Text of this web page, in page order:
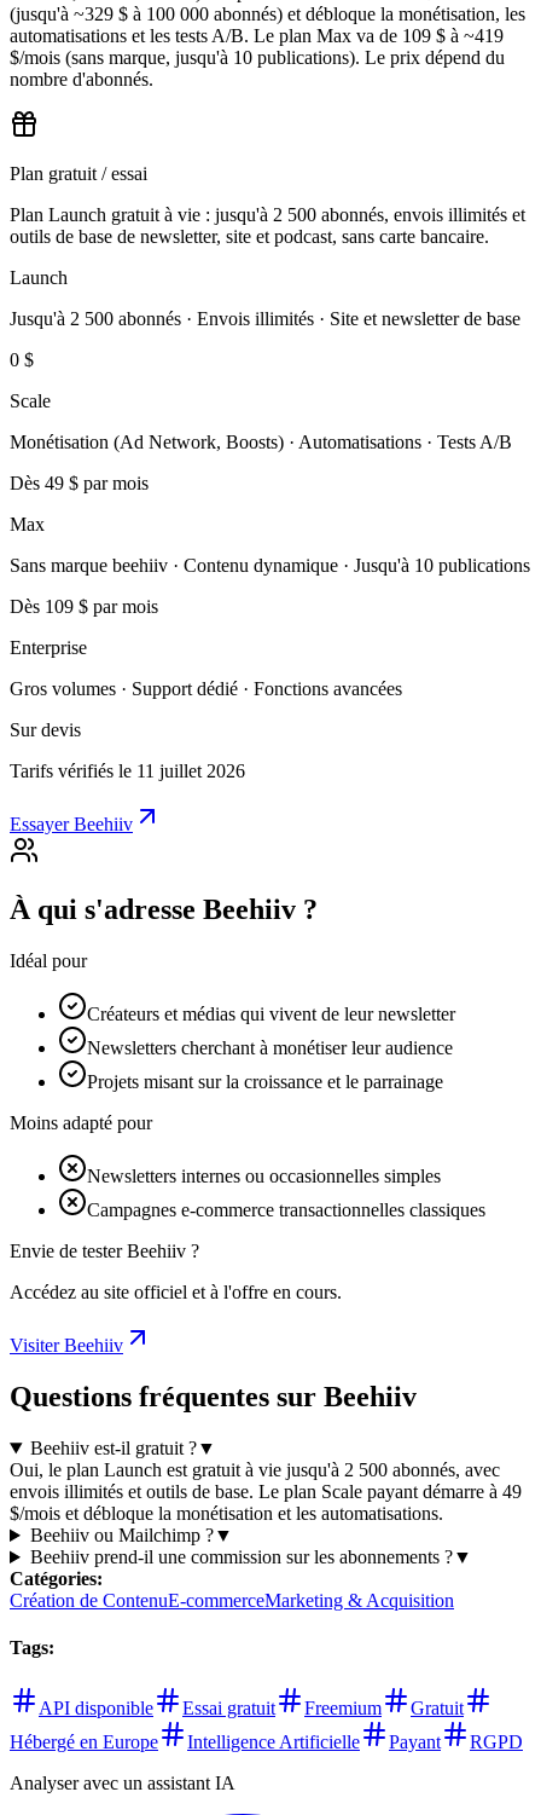
(jusqu'à ~329 $ à 100 000 abonnés) et débloque la monétisation, les
automatisations et les tests A/B. Le plan Max va de 109 $ à ~419
$/mois (sans marque, jusqu'à 10 publications). Le prix dépend du
nombre d'abonnés.
Plan gratuit / essai
Plan Launch gratuit à vie : jusqu'à 2 500 abonnés, envois illimités et
outils de base de newsletter, site et podcast, sans carte bancaire.
Launch
Jusqu'à 2 500 abonnés · Envois illimités · Site et newsletter de base
0 $
Scale
Monétisation (Ad Network, Boosts) · Automatisations · Tests A/B
Dès 49 $ par mois
Max
Sans marque beehiiv · Contenu dynamique · Jusqu'à 10 publications
Dès 109 $ par mois
Enterprise
Gros volumes · Support dédié · Fonctions avancées
Sur devis
Tarifs vérifiés le 11 juillet 2026
Essayer Beehiiv
À qui s'adresse Beehiiv ?
Idéal pour
Créateurs et médias qui vivent de leur newsletter
Newsletters cherchant à monétiser leur audience
Projets misant sur la croissance et le parrainage
Moins adapté pour
Newsletters internes ou occasionnelles simples
Campagnes e-commerce transactionnelles classiques
Envie de tester Beehiiv ?
Accédez au site officiel et à l'offre en cours.
Visiter Beehiiv
Questions fréquentes sur Beehiiv
Beehiiv est-il gratuit ?▼
Oui, le plan Launch est gratuit à vie jusqu'à 2 500 abonnés, avec
envois illimités et outils de base. Le plan Scale payant démarre à 49
$/mois et débloque la monétisation et les automatisations.
Beehiiv ou Mailchimp ?▼
Beehiiv prend-il une commission sur les abonnements ?▼
Catégories:
Création de ContenuE-commerceMarketing & Acquisition
Tags:
API disponible Essai gratuit Freemium
Gratuit
Hébergé en Europe
Intelligence Artificielle Payant
RGPD
Analyser avec un assistant IA